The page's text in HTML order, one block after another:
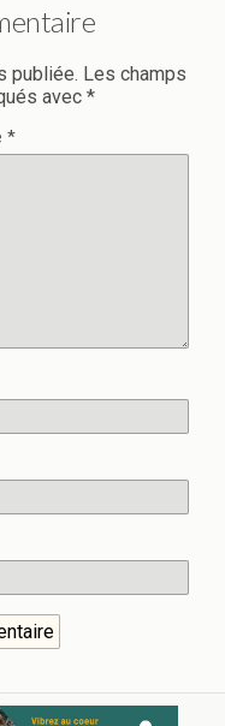
publiée. Les champs
avec *
*